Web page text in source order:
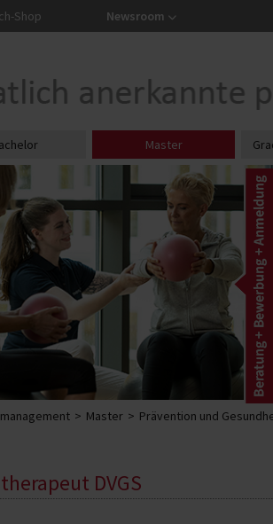
Shop Newsroom
Master
Master
Prävention und
DVGS